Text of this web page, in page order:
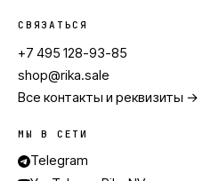
СВЯЗАТЬСЯ
+7 495 128-93-85
shop@rika.sale
Все контакты и реквизиты →
МЫ В СЕТИ
Telegram